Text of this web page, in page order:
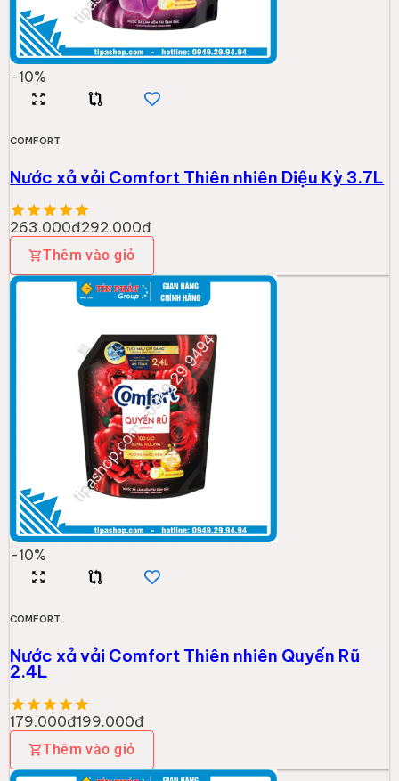
-10%
COMFORT
Nước xả vải Comfort Thiên nhiên Diệu Kỳ 3.7L
263.000đ292.000đ
Thêm vào giỏ
-10%
COMFORT
Nước xả vải Comfort Thiên nhiên Quyến Rũ
2.4L
179.000đ199.000đ
Thêm vào giỏ